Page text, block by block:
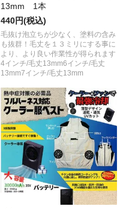
13mm 1本
440円(税込)
毛抜け泡立ちが少なく、塗料の含み
も抜群！毛丈を１３ミリにする事に
より、より良い作業性が得られます
4インチ/毛丈13mm6インチ/毛丈
13mm7インチ/毛丈13mm